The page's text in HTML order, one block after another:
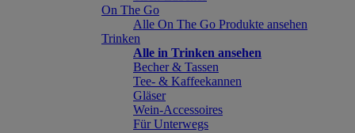
On The Go
Alle On The Go Produkte ansehen
Trinken
Alle in Trinken ansehen
Becher & Tassen
Tee- & Kaffeekannen
Gläser
Wein-Accessoires
Für Unterwegs